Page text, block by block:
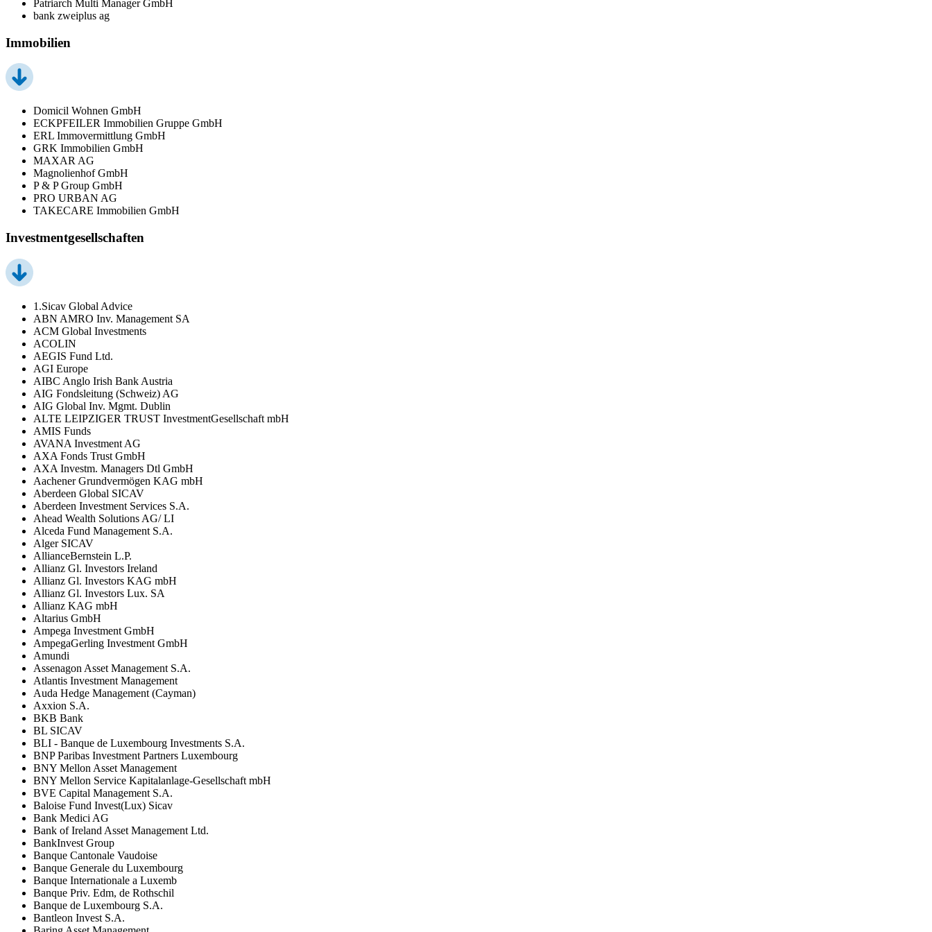
Patriarch Multi Manager GmbH
bank zweiplus ag
Immobilien
Domicil Wohnen GmbH
ECKPFEILER Immobilien Gruppe GmbH
ERL Immovermittlung GmbH
GRK Immobilien GmbH
MAXAR AG
Magnolienhof GmbH
P & P Group GmbH
PRO URBAN AG
TAKECARE Immobilien GmbH
Investmentgesellschaften
1.Sicav Global Advice
ABN AMRO Inv. Management SA
ACM Global Investments
ACOLIN
AEGIS Fund Ltd.
AGI Europe
AIBC Anglo Irish Bank Austria
AIG Fondsleitung (Schweiz) AG
AIG Global Inv. Mgmt. Dublin
ALTE LEIPZIGER TRUST InvestmentGesellschaft mbH
AMIS Funds
AVANA Investment AG
AXA Fonds Trust GmbH
AXA Investm. Managers Dtl GmbH
Aachener Grundvermögen KAG mbH
Aberdeen Global SICAV
Aberdeen Investment Services S.A.
Ahead Wealth Solutions AG/ LI
Alceda Fund Management S.A.
Alger SICAV
AllianceBernstein L.P.
Allianz Gl. Investors Ireland
Allianz Gl. Investors KAG mbH
Allianz Gl. Investors Lux. SA
Allianz KAG mbH
Altarius GmbH
Ampega Investment GmbH
AmpegaGerling Investment GmbH
Amundi
Assenagon Asset Management S.A.
Atlantis Investment Management
Auda Hedge Management (Cayman)
Axxion S.A.
BKB Bank
BL SICAV
BLI - Banque de Luxembourg Investments S.A.
BNP Paribas Investment Partners Luxembourg
BNY Mellon Asset Management
BNY Mellon Service Kapitalanlage-Gesellschaft mbH
BVE Capital Management S.A.
Baloise Fund Invest(Lux) Sicav
Bank Medici AG
Bank of Ireland Asset Management Ltd.
BankInvest Group
Banque Cantonale Vaudoise
Banque Generale du Luxembourg
Banque Internationale a Luxemb
Banque Priv. Edm, de Rothschil
Banque de Luxembourg S.A.
Bantleon Invest S.A.